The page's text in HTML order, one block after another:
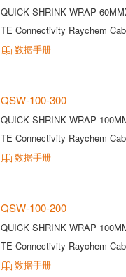
QUICK SHRINK WRAP
TE Connectivity Raychem
数据手册
QSW-100-300
QUICK SHRINK WRAP
TE Connectivity Raychem
数据手册
QSW-100-200
QUICK SHRINK WRAP
TE Connectivity Raychem
数据手册